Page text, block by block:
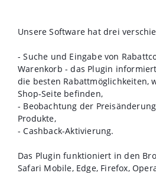
Unsere Software hat drei
- Suche und Eingabe von
Warenkorb - das Plugin
die besten Rabattmöglichkeiten,
Shop-Seite befinden,
- Beobachtung der
Produkte,
- Cashback-Aktivierung.
Das Plugin funktioniert in den
Safari Mobile, Edge, Firefox,